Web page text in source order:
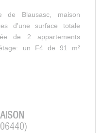
de Blausasc, maison
d'une surface totale
de 2 appartements
un F4 de 91 m²